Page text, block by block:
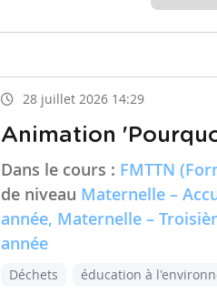
28 juillet 2026 14:29
Animation
Dans le cours : FMTTN
de niveau Maternelle –
année, Maternelle –
année
Déchets éducation à